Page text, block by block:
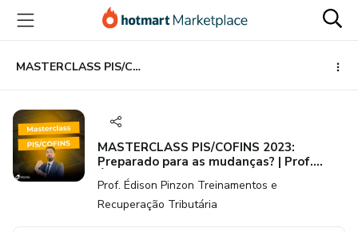
para
conteúdo
principal
para
pagamento
para
rodapé
MASTERCLASS PIS/COFINS 2023: Preparado para as mudanças? | Prof. Édison Pinzon
MASTERCLASS PIS/COFINS 2023:
Preparado para as mudanças? | Prof.
Édison Pinzon
Prof. Édison Pinzon Treinamentos e
Recuperação Tributária